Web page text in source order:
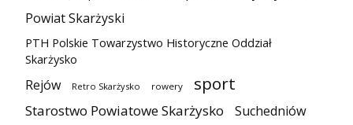
Powiat Skarżyski
PTH Polskie Towarzystwo Historyczne Oddział
Skarżysko
Rejów Retro Skarżysko rowery sport
Starostwo Powiatowe Skarżysko Suchedniów